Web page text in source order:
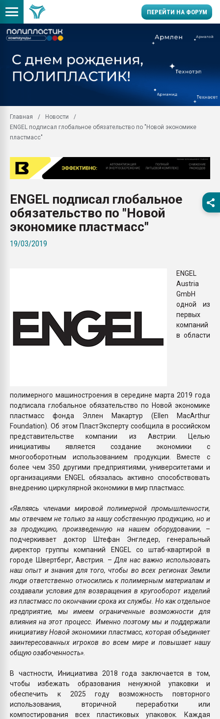
ПЕРЕЙТИ НА ФОРУМ
Вакуум-формовочные
28.07.2026
Всё, что касается
бутылок
вакуумного
Продам отходы
поликарбоната и АБС-
Главная
Новости
ENGEL подписал глобальное обязательство по "Новой экономике
пластмасс"
ENGEL подписал глобальное
обязательство по "Новой
экономике пластмасс"
19/03/2019
ENGEL
Austria
GmbH
одной из
первых
компаний
в области
полимерного машиностроения в середине марта 2019 года
подписала глобальное обязательство по Новой экономике
пластмасс фонда Эллен Макартур (Ellen MacArthur
Foundation). Об этом ПластЭксперту сообщила в российском
представительстве компании из Австрии. Целью
инициативы является создание экономики с
многооборотным использованием продукции. Вместе с
более чем 350 другими предприятиями, университетами и
организациями ENGEL обязалась активно способствовать
внедрению циркулярной экономики в мир пластмасс.
«Являясь членами мировой полимерной промышленности,
мы отвечаем не только за нашу собственную продукцию, но и
за продукцию, произведенную на нашем оборудовании, –
подчеркивает доктор Штефан Энгледер, генеральный
директор группы компаний ENGEL со штаб-квартирой в
городе Швертберг, Австрия. – Для нас важно использовать
наш опыт и знания для того, чтобы во всех регионах Земли
люди ответственно относились к полимерным материалам и
создавали условия для возвращения в кругооборот изделий
из пластмасс по окончании срока их службы. Но как отдельное
предприятие, мы имеем ограниченные возможности для
влияния на этот процесс. Именно поэтому мы и поддержали
инициативу Новой экономики пластмасс, которая объединяет
заинтересованных игроков во всем мире и повышает нашу
общую озабоченность».
В частности, Инициатива 2018 года заключается в том,
чтобы избежать образования ненужной упаковки и
обеспечить к 2025 году возможность повторного
использования, вторичной переработки или
компостирования всех пластиковых упаковок. Каждая